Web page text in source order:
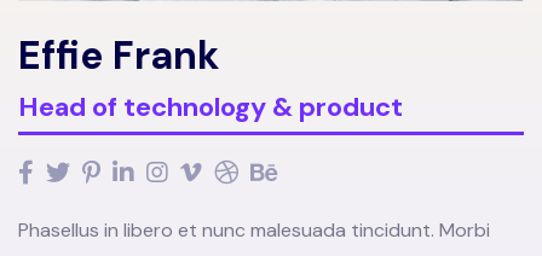
Effie Frank
Head of technology & product
Phasellus in libero et nunc malesuada tincidunt. Morbi